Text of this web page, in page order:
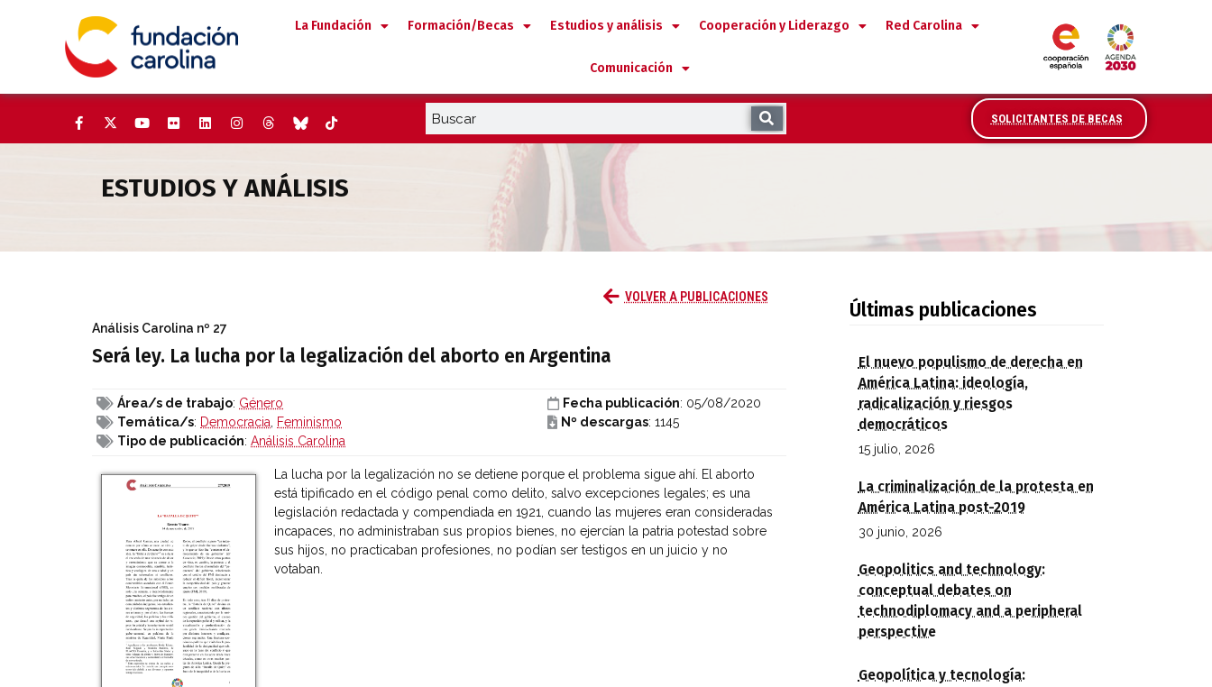
La Fundación Formación/Becas Estudios y análisis Cooperación y Liderazgo Red Carolina
Comunicación
SOLICITANTES DE BECAS
ESTUDIOS Y ANÁLISIS
Será ley. La lucha por la legalización del aborto en Argentina
VOLVER A PUBLICACIONES
Análisis Carolina nº 27
Será ley. La lucha por la legalización del aborto en Argentina
Área/s de trabajo: Género
Temática/s: Democracia, Feminismo
Tipo de publicación: Análisis Carolina
Fecha publicación: 05/08/2020
Nº descargas: 1145
La lucha por la legalización no se detiene porque el problema sigue ahí. El aborto
está tipificado en el código penal como delito, salvo excepciones legales; es una
legislación redactada y compendiada en 1921, cuando las mujeres eran consideradas
incapaces, no administraban sus propios bienes, no ejercían la patria potestad sobre
sus hijos, no practicaban profesiones, no podían ser testigos en un juicio y no
votaban.
Últimas publicaciones
El nuevo populismo de derecha en
América Latina: ideología,
radicalización y riesgos
democráticos
15 julio, 2026
La criminalización de la protesta en
América Latina post-2019
30 junio, 2026
Geopolitics and technology:
conceptual debates on
technodiplomacy and a peripheral
perspective
Geopolítica y tecnología: